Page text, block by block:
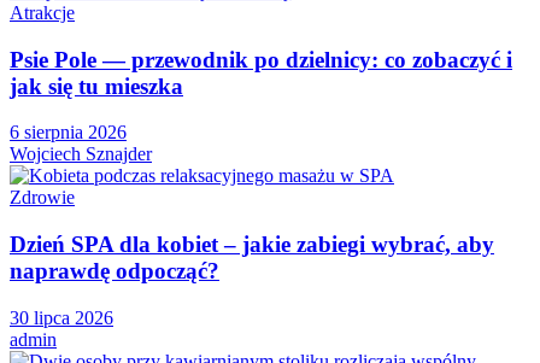
Atrakcje
Psie Pole — przewodnik po dzielnicy: co zobaczyć i
jak się tu mieszka
6 sierpnia 2026
Wojciech Sznajder
Zdrowie
Dzień SPA dla kobiet – jakie zabiegi wybrać, aby
naprawdę odpocząć?
30 lipca 2026
admin